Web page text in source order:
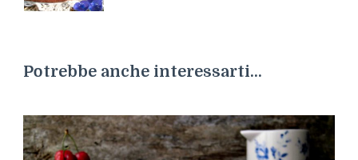
Potrebbe anche interessarti...